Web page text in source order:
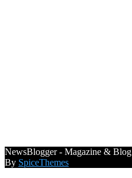
NewsBlogger - Magazine & Blog
By SpiceThemes